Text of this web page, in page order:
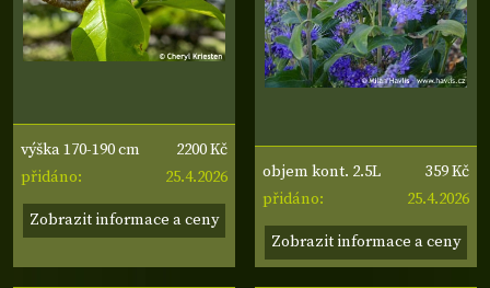
výška 170-190 cm
2200 Kč
přidáno:
25.4.2026
Zobrazit informace a ceny
objem kont. 2.5L
359 Kč
přidáno:
25.4.2026
Zobrazit informace a ceny